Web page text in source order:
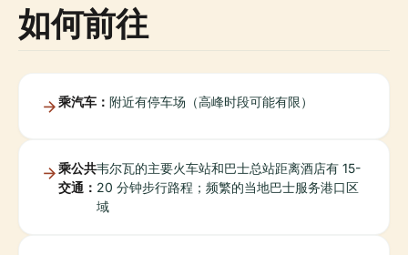
如何前往
乘汽车： 附近有停车场（高峰时段可能有限）
乘公共
交通：
韦尔瓦的主要火车站和巴士总站距离酒店有 15-
20 分钟步行路程；频繁的当地巴士服务港口区
域